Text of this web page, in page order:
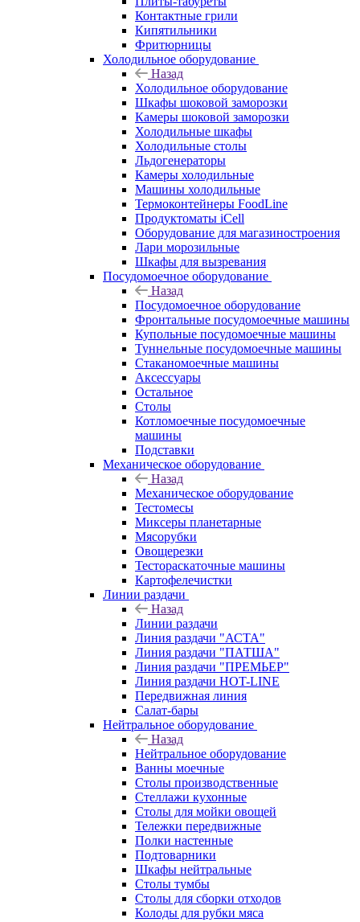
Контактные грили
Кипятильники
Фритюрницы
Холодильное оборудование
Назад
Холодильное оборудование
Шкафы шоковой заморозки
Камеры шоковой заморозки
Холодильные шкафы
Холодильные столы
Льдогенераторы
Камеры холодильные
Машины холодильные
Термоконтейнеры FoodLine
Продуктоматы iCell
Оборудование для магазиностроения
Лари морозильные
Шкафы для вызревания
Посудомоечное оборудование
Назад
Посудомоечное оборудование
Фронтальные посудомоечные машины
Купольные посудомоечные машины
Туннельные посудомоечные машины
Стаканомоечные машины
Аксессуары
Остальное
Столы
Котломоечные посудомоечные
машины
Подставки
Механическое оборудование
Назад
Механическое оборудование
Тестомесы
Миксеры планетарные
Мясорубки
Овощерезки
Тестораскаточные машины
Картофелечистки
Линии раздачи
Назад
Линии раздачи
Линия раздачи "АСТА"
Линия раздачи "ПАТША"
Линия раздачи "ПРЕМЬЕР"
Линия раздачи HOT-LINE
Передвижная линия
Салат-бары
Нейтральное оборудование
Назад
Нейтральное оборудование
Ванны моечные
Столы производственные
Стеллажи кухонные
Столы для мойки овощей
Тележки передвижные
Полки настенные
Подтоварники
Шкафы нейтральные
Столы тумбы
Столы для сборки отходов
Колоды для рубки мяса